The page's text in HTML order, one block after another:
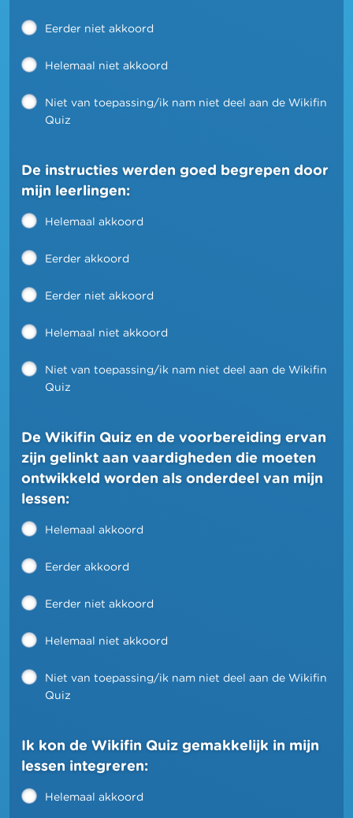
Eerder niet akkoord
Helemaal niet akkoord
Niet van toepassing/ik nam niet deel aan de Wikifin
Quiz
De instructies werden goed begrepen door
mijn leerlingen:
Helemaal akkoord
Eerder akkoord
Eerder niet akkoord
Helemaal niet akkoord
Niet van toepassing/ik nam niet deel aan de Wikifin
Quiz
De Wikifin Quiz en de voorbereiding ervan
zijn gelinkt aan vaardigheden die moeten
ontwikkeld worden als onderdeel van mijn
lessen:
Helemaal akkoord
Eerder akkoord
Eerder niet akkoord
Helemaal niet akkoord
Niet van toepassing/ik nam niet deel aan de Wikifin
Quiz
Ik kon de Wikifin Quiz gemakkelijk in mijn
lessen integreren:
Helemaal akkoord